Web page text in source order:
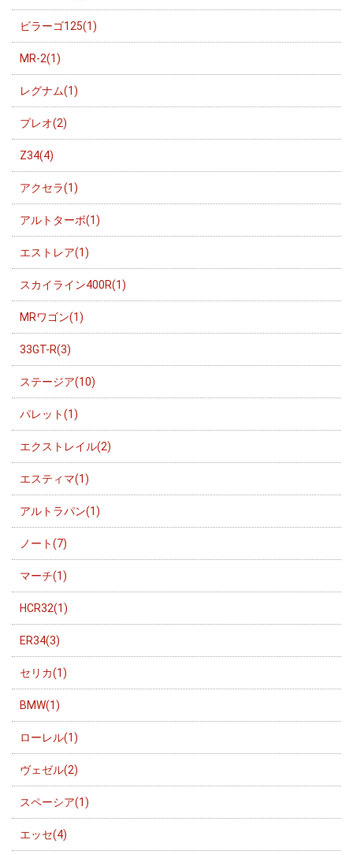
ビラーゴ125(1)
MR-2(1)
レグナム(1)
プレオ(2)
Z34(4)
アクセラ(1)
アルトターボ(1)
エストレア(1)
スカイライン400R(1)
MRワゴン(1)
33GT-R(3)
ステージア(10)
パレット(1)
エクストレイル(2)
エスティマ(1)
アルトラパン(1)
ノート(7)
マーチ(1)
HCR32(1)
ER34(3)
セリカ(1)
BMW(1)
ローレル(1)
ヴェゼル(2)
スペーシア(1)
エッセ(4)